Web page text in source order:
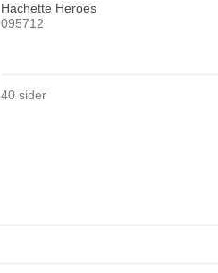
Hachette Heroes
095712
40 sider